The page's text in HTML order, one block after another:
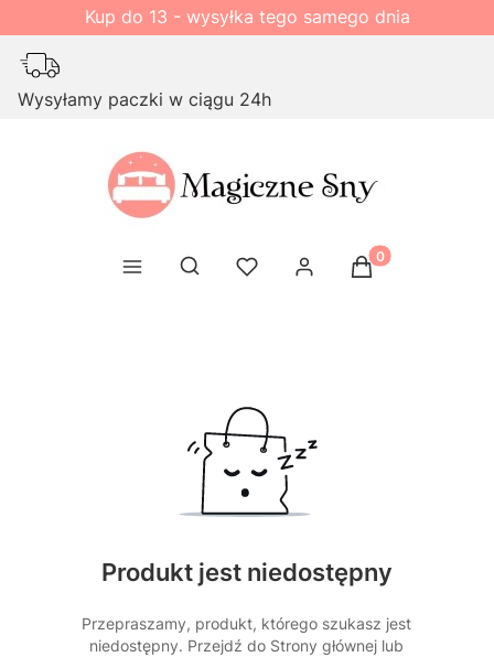
Kup do 13 - wysyłka tego samego dnia
Wysyłamy paczki w ciągu 24h
Otwórz wyszukiwarkę Produkty w
Produkt jest niedostępny
Przepraszamy, produkt, którego szukasz jest
niedostępny. Przejdź do Strony głównej lub